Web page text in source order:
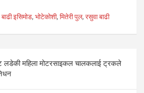
बाढी इसिमोड, भोटेकोशी, मितेरी पुल, रसुवा बाढी
लडेकी महिला मोटरसाइकल चालकलाई ट्रकले